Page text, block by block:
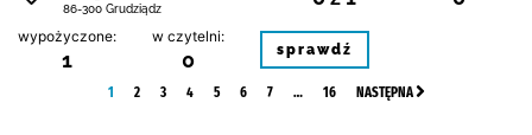
86-300 Grudziądz
wypożyczone:
1
w czytelni:
0 sprawdź
1 2 3 4 5 6 7 … 16 NASTĘPNA